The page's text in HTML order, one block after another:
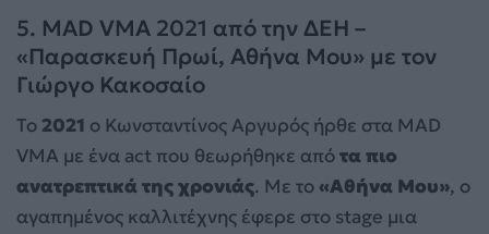
5. MAD VMA 2021 από την ΔΕΗ –
«Παρασκευή Πρωί, Aθήνα Μου» με τον
Γιώργο Κακοσαίο
Το 2021 ο Κωνσταντίνος Αργυρός ήρθε στα MAD
VMA με ένα act που θεωρήθηκε απότα πιο
ανατρεπτικά της χρονιάς. Με το«Αθήνα Μου», ο
αγαπημένος καλλιτέχνης έφερε στο stage μια